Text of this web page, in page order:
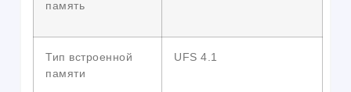
память
Тип встроенной
памяти
UFS 4.1